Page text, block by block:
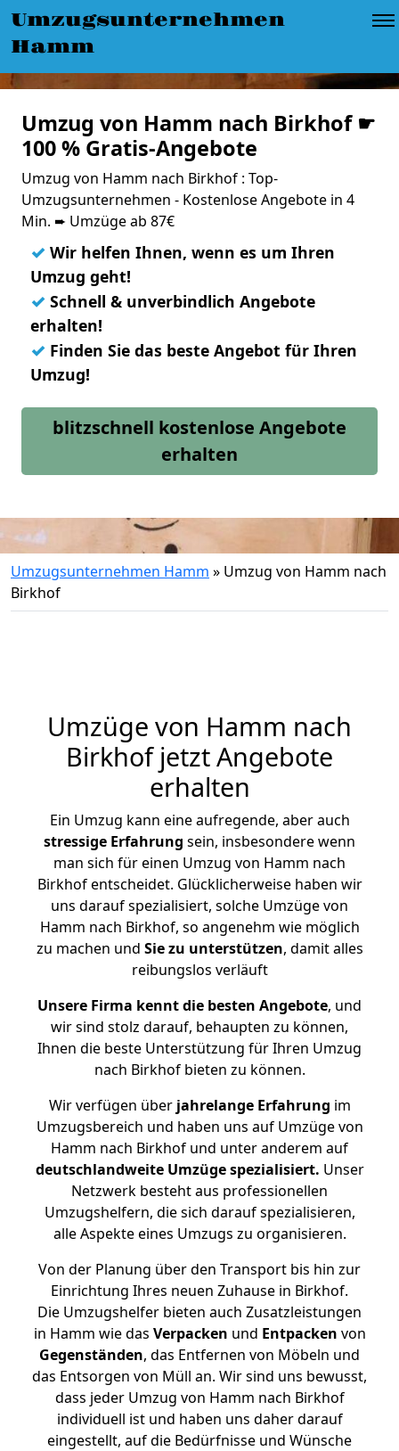
Umzugsunternehmen
Hamm
Umzug von Hamm nach Birkhof ☛
100 % Gratis-Angebote
Umzug von Hamm nach Birkhof : Top-
Umzugsunternehmen - Kostenlose Angebote in 4
Min. ➨ Umzüge ab 87€
✓ Wir helfen Ihnen, wenn es um Ihren
Umzug geht!
✓ Schnell & unverbindlich Angebote
erhalten!
✓ Finden Sie das beste Angebot für Ihren
Umzug!
blitzschnell kostenlose Angebote
erhalten
Umzugsunternehmen Hamm » Umzug von Hamm nach
Birkhof
Umzüge von Hamm nach
Birkhof jetzt Angebote
erhalten
Ein Umzug kann eine aufregende, aber auch
stressige Erfahrung sein, insbesondere wenn
man sich für einen Umzug von Hamm nach
Birkhof entscheidet. Glücklicherweise haben wir
uns darauf spezialisiert, solche Umzüge von
Hamm nach Birkhof, so angenehm wie möglich
zu machen und Sie zu unterstützen, damit alles
reibungslos verläuft
Unsere Firma kennt die besten Angebote, und
wir sind stolz darauf, behaupten zu können,
Ihnen die beste Unterstützung für Ihren Umzug
nach Birkhof bieten zu können.
Wir verfügen überjahrelange Erfahrung im
Umzugsbereich und haben uns auf Umzüge von
Hamm nach Birkhof und unter anderem auf
deutschlandweite Umzüge spezialisiert. Unser
Netzwerk besteht aus professionellen
Umzugshelfern, die sich darauf spezialisieren,
alle Aspekte eines Umzugs zu organisieren.
Von der Planung über den Transport bis hin zur
Einrichtung Ihres neuen Zuhause in Birkhof.
Die Umzugshelfer bieten auch Zusatzleistungen
in Hamm wie das Verpacken und Entpacken von
Gegenständen, das Entfernen von Möbeln und
das Entsorgen von Müll an. Wir sind uns bewusst,
dass jeder Umzug von Hamm nach Birkhof
individuell ist und haben uns daher darauf
eingestellt, auf die Bedürfnisse und Wünsche